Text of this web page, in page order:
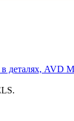
деталях, AVD